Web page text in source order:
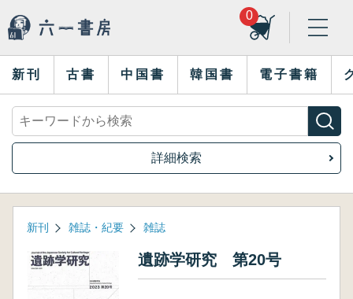
0
新刊 古書 中国書 韓国書 電子書籍
詳細検索
新刊 雑誌・紀要 雑誌
遺跡学研究 第20号